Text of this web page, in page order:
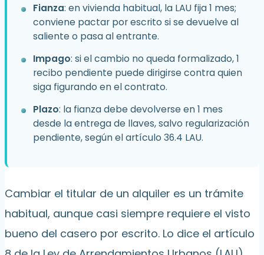
Fianza: en vivienda habitual, la LAU fija 1 mes;
conviene pactar por escrito si se devuelve al
saliente o pasa al entrante.
Impago: si el cambio no queda formalizado, 1
recibo pendiente puede dirigirse contra quien
siga figurando en el contrato.
Plazo: la fianza debe devolverse en 1 mes
desde la entrega de llaves, salvo regularización
pendiente, según el artículo 36.4 LAU.
Cambiar el titular de un alquiler es un trámite
habitual, aunque casi siempre requiere el visto
bueno del casero por escrito. Lo dice el artículo